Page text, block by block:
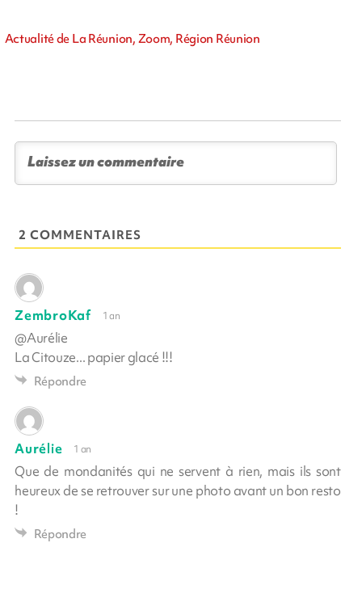
Actualité de La Réunion, Zoom, Région Réunion
2 COMMENTAIRES
ZembroKaf 1 an
@Aurélie
La Citouze... papier glacé !!!
Répondre
Aurélie 1 an
Que de mondanités qui ne servent à rien, mais ils sont
heureux de se retrouver sur une photo avant un bon resto
!
Répondre